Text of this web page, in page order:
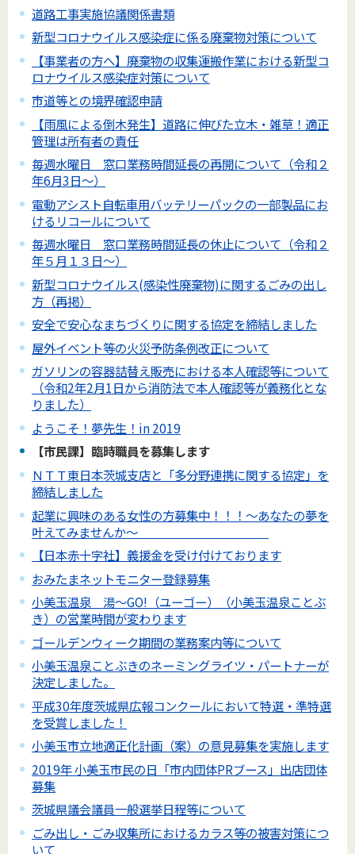
道路工事実施協議関係書類
新型コロナウイルス感染症に係る廃棄物対策について
【事業者の方へ】廃棄物の収集運搬作業における新型コ
ロナウイルス感染症対策について
市道等との境界確認申請
【雨風による倒木発生】道路に伸びた立木・雑草！適正
管理は所有者の責任
毎週水曜日 窓口業務時間延長の再開について（令和２
年6月3日～）
電動アシスト自転車用バッテリーパックの一部製品にお
けるリコールについて
毎週水曜日 窓口業務時間延長の休止について（令和２
年５月１３日～）
新型コロナウイルス(感染性廃棄物)に関するごみの出し
方（再掲）
安全で安心なまちづくりに関する協定を締結しました
屋外イベント等の火災予防条例改正について
ガソリンの容器詰替え販売における本人確認等について
（令和2年2月1日から消防法で本人確認等が義務化とな
りました）
ようこそ！夢先生！in 2019
【市民課】臨時職員を募集します
ＮＴＴ東日本茨城支店と「多分野連携に関する協定」を
締結しました
起業に興味のある女性の方募集中！！！～あなたの夢を
叶えてみませんか～
【日本赤十字社】義援金を受け付けております
おみたまネットモニター登録募集
小美玉温泉 湯～GO!（ユーゴー）（小美玉温泉ことぶ
き）の営業時間が変わります
ゴールデンウィーク期間の業務案内等について
小美玉温泉ことぶきのネーミングライツ・パートナーが
決定しました。
平成30年度茨城県広報コンクールにおいて特選・準特選
を受賞しました！
小美玉市立地適正化計画（案）の意見募集を実施します
2019年 小美玉市民の日「市内団体PRブース」出店団体
募集
茨城県議会議員一般選挙日程等について
ごみ出し・ごみ収集所におけるカラス等の被害対策につ
いて